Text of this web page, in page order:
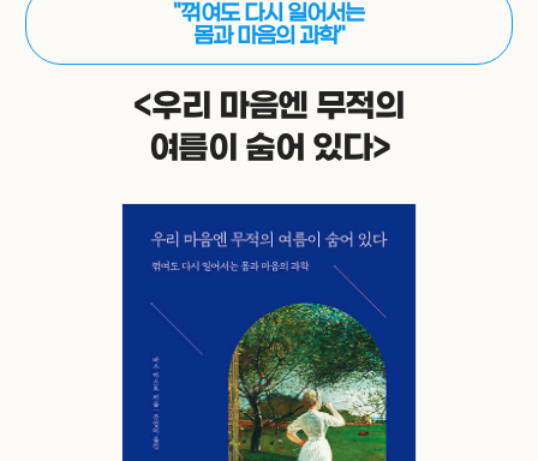
"꺾여도 다시 일어서는
몸과 마음의 과학"
<우리 마음엔 무적의
여름이 숨어 있다>